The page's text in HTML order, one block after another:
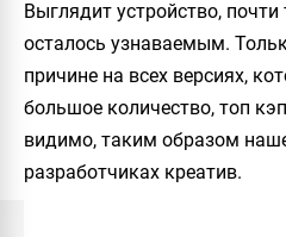
Выглядит устройство,
осталось узнаваемым.
причине на всех версиях,
большое количество, топ
видимо, таким образом
разработчиках креатив.